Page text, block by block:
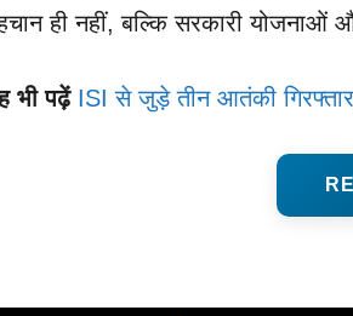
ही नहीं, बल्कि सरकारी योजनाओं
भी पढ़ें ISI से जुड़े तीन आतंकी